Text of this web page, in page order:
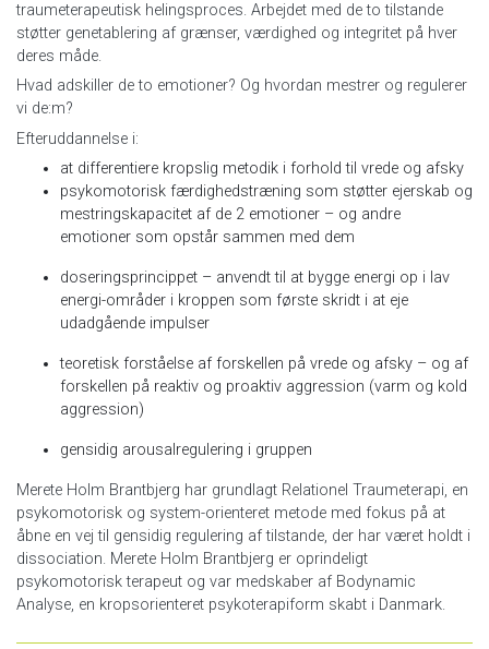
traumeterapeutisk helingsproces. Arbejdet med de to tilstande
støtter genetablering af grænser, værdighed og integritet på hver
deres måde.
Hvad adskiller de to emotioner? Og hvordan mestrer og regulerer
vi de:m?
Efteruddannelse i:
at differentiere kropslig metodik i forhold til vrede og afsky
psykomotorisk færdighedstræning som støtter ejerskab og
mestringskapacitet af de 2 emotioner – og andre
emotioner som opstår sammen med dem
doseringsprincippet – anvendt til at bygge energi op i lav
energi-områder i kroppen som første skridt i at eje
udadgående impulser
teoretisk forståelse af forskellen på vrede og afsky – og af
forskellen på reaktiv og proaktiv aggression (varm og kold
aggression)
gensidig arousalregulering i gruppen
Merete Holm Brantbjerg har grundlagt Relationel Traumeterapi, en
psykomotorisk og system-orienteret metode med fokus på at
åbne en vej til gensidig regulering af tilstande, der har været holdt i
dissociation. Merete Holm Brantbjerg er oprindeligt
psykomotorisk terapeut og var medskaber af Bodynamic
Analyse, en kropsorienteret psykoterapiform skabt i Danmark.